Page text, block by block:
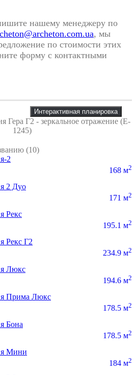
нашему менеджеру по
, мы
по стоимости этих
форму с контактными
Интерактивная планировка
(10)
168 м2
171 м2
195.1 м2
234.9 м2
194.6 м2
178.5 м2
178.5 м2
184 м2